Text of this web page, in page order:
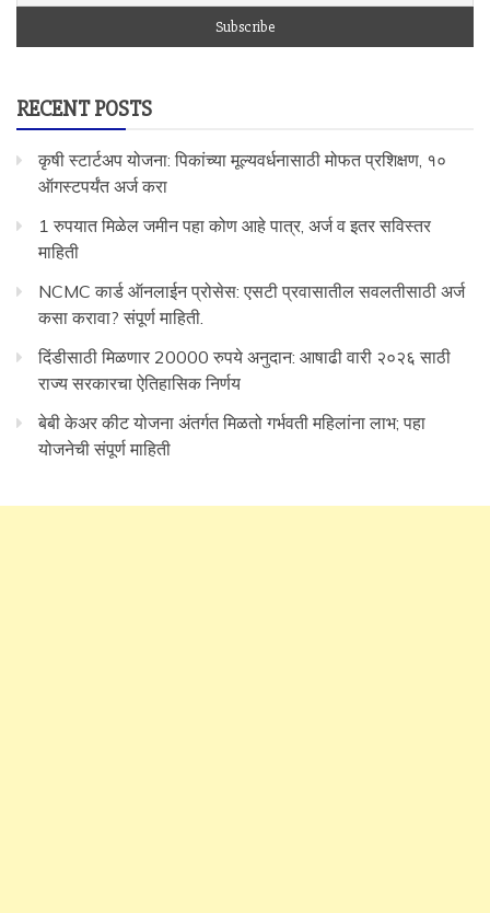
RECENT POSTS
कृषी स्टार्टअप योजना: पिकांच्या मूल्यवर्धनासाठी मोफत प्रशिक्षण, १०
ऑगस्टपर्यंत अर्ज करा
1 रुपयात मिळेल जमीन पहा कोण आहे पात्र, अर्ज व इतर सविस्तर
माहिती
NCMC कार्ड ऑनलाईन प्रोसेस: एसटी प्रवासातील सवलतीसाठी अर्ज
कसा करावा? संपूर्ण माहिती.
दिंडीसाठी मिळणार 20000 रुपये अनुदान: आषाढी वारी २०२६ साठी
राज्य सरकारचा ऐतिहासिक निर्णय
बेबी केअर कीट योजना अंतर्गत मिळतो गर्भवती महिलांना लाभ; पहा
योजनेची संपूर्ण माहिती